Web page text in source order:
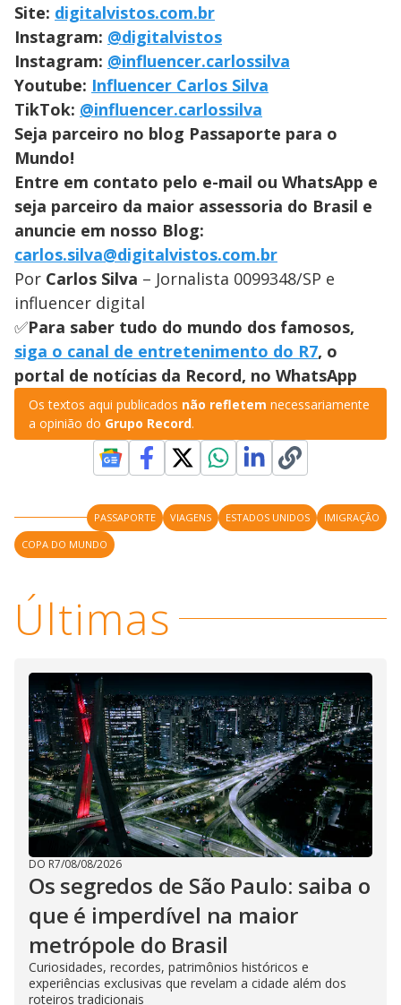
Site: digitalvistos.com.br
Instagram: @digitalvistos
Instagram: @influencer.carlossilva
Youtube: Influencer Carlos Silva
TikTok: @influencer.carlossilva
Seja parceiro no blog Passaporte para o
Mundo!
Entre em contato pelo e-mail ou WhatsApp e
seja parceiro da maior assessoria do Brasil e
anuncie em nosso Blog:
carlos.silva@digitalvistos.com.br
Por Carlos Silva – Jornalista 0099348/SP e
influencer digital
✅Para saber tudo do mundo dos famosos,
siga o canal de entretenimento do R7, o
portal de notícias da Record, no WhatsApp
Os textos aqui publicados não refletem necessariamente
a opinião do Grupo Record.
PASSAPORTE VIAGENS ESTADOS UNIDOS
IMIGRAÇÃO
COPA DO MUNDO
Últimas
DO R7/08/08/2026
Os segredos de São Paulo: saiba o
que é imperdível na maior
metrópole do Brasil
Curiosidades, recordes, patrimônios históricos e
experiências exclusivas que revelam a cidade além dos
roteiros tradicionais